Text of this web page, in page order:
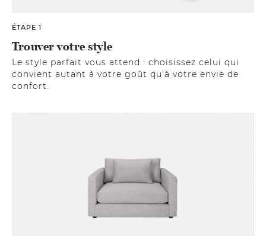
ÉTAPE 1
Trouver votre style
Le style parfait vous attend : choisissez celui qui
convient autant à votre goût qu’à votre envie de
confort.